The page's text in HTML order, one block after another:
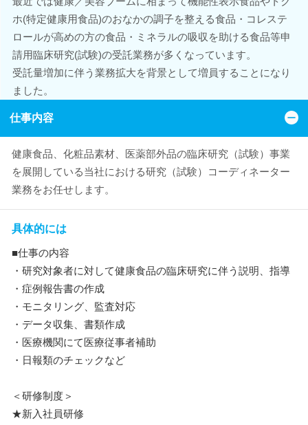
ホ(特定健康用食品)のおなかの調子を整える食品・コレステ
ロールが高めの方の食品・ミネラルの吸収を助ける食品等申
請用臨床研究(試験)の受託業務が多くなっています。
受託量増加に伴う業務拡大を背景として増員することになり
ました。
仕事内容
健康食品、化粧品素材、医薬部外品の臨床研究（試験）事業
を展開している当社における研究（試験）コーディネーター
業務をお任せします。
具体的には
■仕事の内容
・研究対象者に対して健康食品の臨床研究に伴う説明、指導
・症例報告書の作成
・モニタリング、監査対応
・データ収集、書類作成
・医療機関にて医療従事者補助
・日報類のチェックなど
＜研修制度＞
★新入社員研修